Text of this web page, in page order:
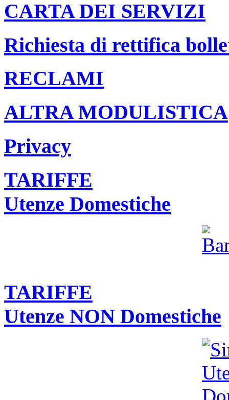
CARTA DEI SERVIZI
Richiesta di rettifica
RECLAMI
ALTRA MODULISTICA
Privacy
TARIFFE
Utenze Domestiche
TARIFFE
Utenze NON Domestiche